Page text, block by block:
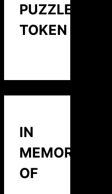
PUZZLE
TOKEN
IN
MEMORY
OF